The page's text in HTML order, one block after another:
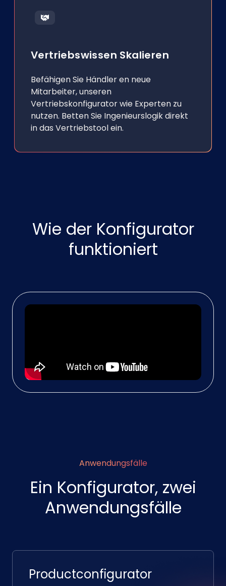
Vertriebswissen Skalieren
Befähigen Sie Händler en neue
Mitarbeiter, unseren
Vertriebskonfigurator wie Experten zu
nutzen. Betten Sie Ingenieurslogik direkt
in das Vertriebstool ein.
Wie der Konfigurator
funktioniert
Anwendungsfälle
Ein Konfigurator, zwei
Anwendungsfälle
Productconfigurator